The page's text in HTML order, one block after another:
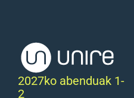
2027ko abenduak 1-
2